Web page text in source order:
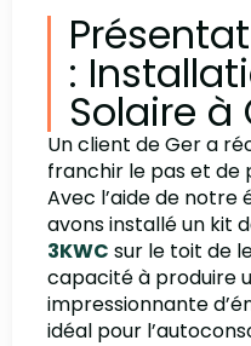
:
Solaire à
Un client de Ger a
franchir le pas et de
Avec l’aide de notre
avons installé un kit
3KWC sur le toit de
capacité à produire
impressionnante
idéal pour